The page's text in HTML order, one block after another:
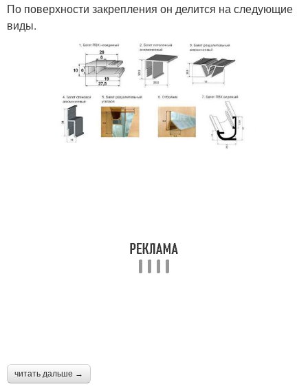
По поверхности закрепления он делится на следующие
виды.
читать дальше →